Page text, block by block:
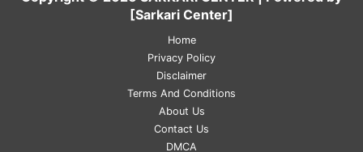
[Sarkari Center]
Home
Privacy Policy
Disclaimer
Terms And Conditions
About Us
Contact Us
DMCA